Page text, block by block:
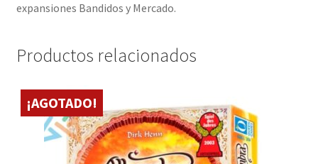
expansiones Bandidos y Mercado.
Productos relacionados
¡AGOTADO!